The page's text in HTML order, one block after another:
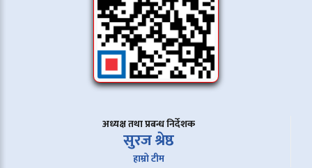
अध्यक्ष तथा प्रबन्ध निर्देशक
सुरज श्रेष्ठ
हाम्रो टीम